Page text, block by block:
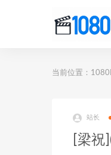
当前位置：
站长
[梁